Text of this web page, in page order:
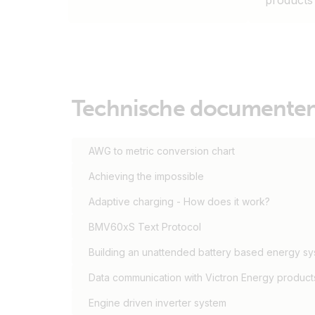
Technische
AWG to metric conversion chart
Achieving the impossible
Adaptive charging - How does it work?
BMV60xS Text Protocol
Building an unattended battery based energy
Data communication with Victron Energy
Engine driven inverter system